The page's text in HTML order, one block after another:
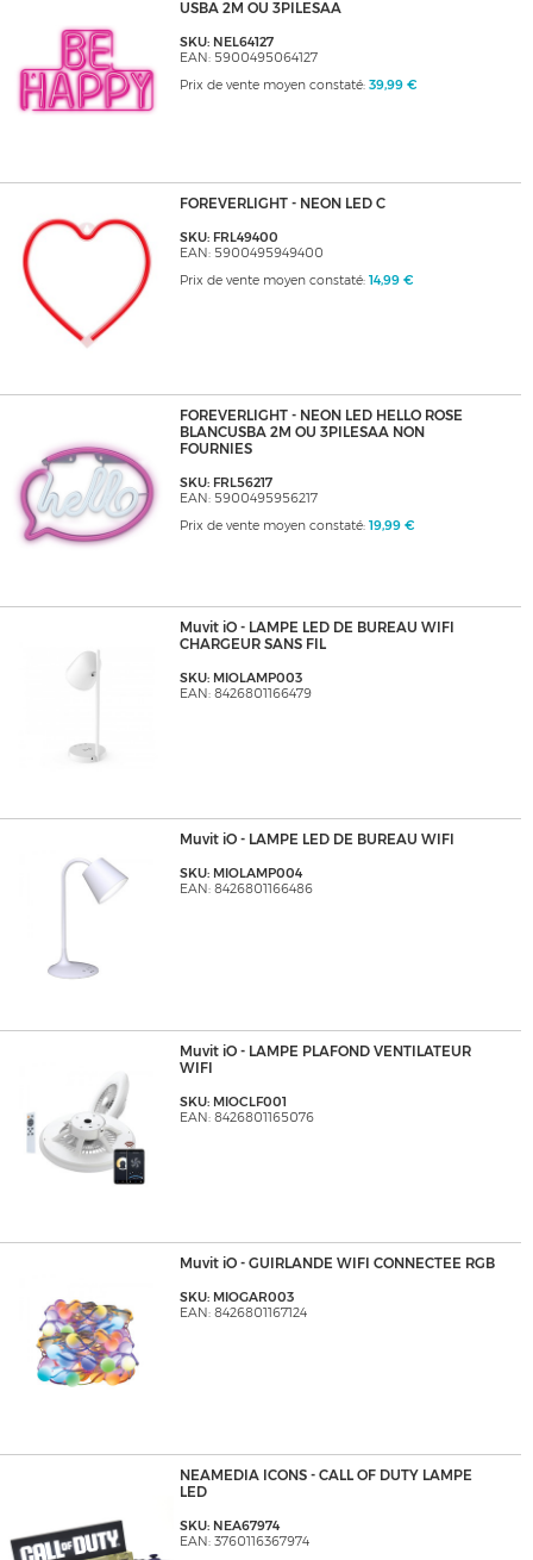
USBA 2M OU 3PILESAA
SKU: NEL64127
EAN: 5900495064127
Prix de vente moyen constaté: 39,99 €
FOREVERLIGHT - NEON LED C
SKU: FRL49400
EAN: 5900495949400
Prix de vente moyen constaté: 14,99 €
FOREVERLIGHT - NEON LED HELLO ROSE
BLANCUSBA 2M OU 3PILESAA NON
FOURNIES
SKU: FRL56217
EAN: 5900495956217
Prix de vente moyen constaté: 19,99 €
Muvit iO - LAMPE LED DE BUREAU WIFI
CHARGEUR SANS FIL
SKU: MIOLAMP003
EAN: 8426801166479
Muvit iO - LAMPE LED DE BUREAU WIFI
SKU: MIOLAMP004
EAN: 8426801166486
Muvit iO - LAMPE PLAFOND VENTILATEUR
WIFI
SKU: MIOCLF001
EAN: 8426801165076
Muvit iO - GUIRLANDE WIFI CONNECTEE RGB
SKU: MIOGAR003
EAN: 8426801167124
NEAMEDIA ICONS - CALL OF DUTY LAMPE
LED
SKU: NEA67974
EAN: 3760116367974